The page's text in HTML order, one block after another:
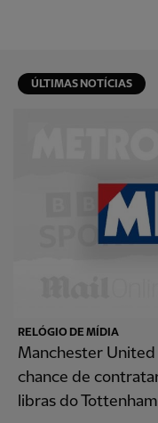
ÚLTIMAS NOTÍCIAS
RELÓGIO DE MÍDIA
Manchester
chance de
libras do Tottenham